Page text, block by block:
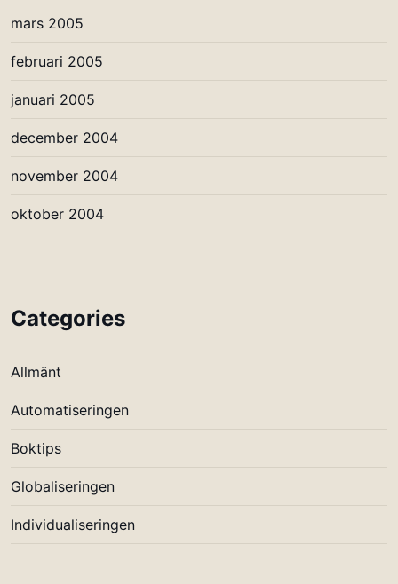
mars 2005
februari 2005
januari 2005
december 2004
november 2004
oktober 2004
Categories
Allmänt
Automatiseringen
Boktips
Globaliseringen
Individualiseringen